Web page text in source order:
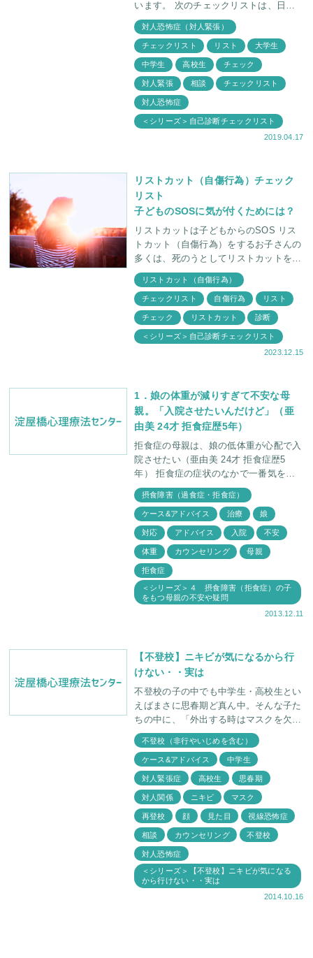
います。 次のチェックリストは、日常
生活の中で見つけやすいチェック・ポイ
ントを集めております。通常の医学的な
診断基準とはこと
対人恐怖症（対人緊張）
チェックリスト リスト 大学生
中学生 高校生 チェック
対人緊張 相談 チェックリスト
対人恐怖症
＜シリーズ＞自己診断チェックリスト
2019.04.17
リストカット（自傷行為）チェック
リスト
子どものSOSに気が付くためには？
リストカットは子どもからのSOS リス
トカット（自傷行為）をするお子さんの
多くは、死のうとしてリストカットをし
ているわけではありません。自殺行為で
なく激しい心の痛みや苦しみ、
リストカット（自傷行為）
チェックリスト 自傷行為 リスト
チェック リストカット 診断
＜シリーズ＞自己診断チェックリスト
2023.12.15
1．娘の体重が減りすぎて不安な母
親。「入院させたいんだけど」（亜
由美 24才 拒食症歴5年）
拒食症の母親は、娘の低体重が心配で入
院させたい（亜由美 24才 拒食症歴5
年） 拒食症の症状のなかで一番気をつ
けないといけないのは、「食べないこと
からくる低体重が死につながる」恐れが
あるということで
摂食障害（過食症・拒食症）
ケース&アドバイス 治療 娘
対応 アドバイス 入院 不安
体重 カウンセリング 母親
拒食症
＜シリーズ＞４ 摂食障害（拒食症）の子
をもつ母親の不安や疑問
2013.12.11
【不登校】ニキビが気になるから行
けない・・実は
不登校の子の中でも中学生・高校生とい
えばまさに思春期ど真ん中。そんな子た
ちの中に、「外出する時はマスクを欠か
せない子」が時々おられます。 いくら
母親が「暑いでしょー、マスクとった
ら？」と言っても、「
不登校（非行やいじめを含む）
ケース&アドバイス 中学生
対人緊張症 高校生 思春期
対人関係 ニキビ マスク
再登校 顔 見た目 視線恐怖症
相談 カウンセリング 不登校
対人恐怖症
＜シリーズ＞【不登校】ニキビが気になる
から行けない・・実は
2014.10.16